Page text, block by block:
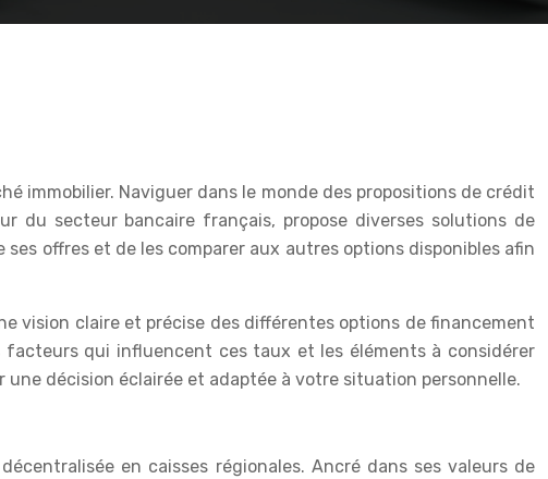
immobilier. Naviguer dans le monde des propositions de crédit
du secteur bancaire français, propose diverses solutions de
offres et de les comparer aux autres options disponibles afin
vision claire et précise des différentes options de financement
facteurs qui influencent ces taux et les éléments à considérer
décision éclairée et adaptée à votre situation personnelle.
en caisses régionales. Ancré dans ses valeurs de